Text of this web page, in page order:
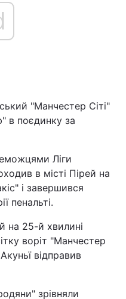
"Манчестер Сіті"
в поєдинку за
Ліги
в місті Пірей на
і завершився
пенальті.
на 25-й хвилині
воріт "Манчестер
відправив
зрівняли